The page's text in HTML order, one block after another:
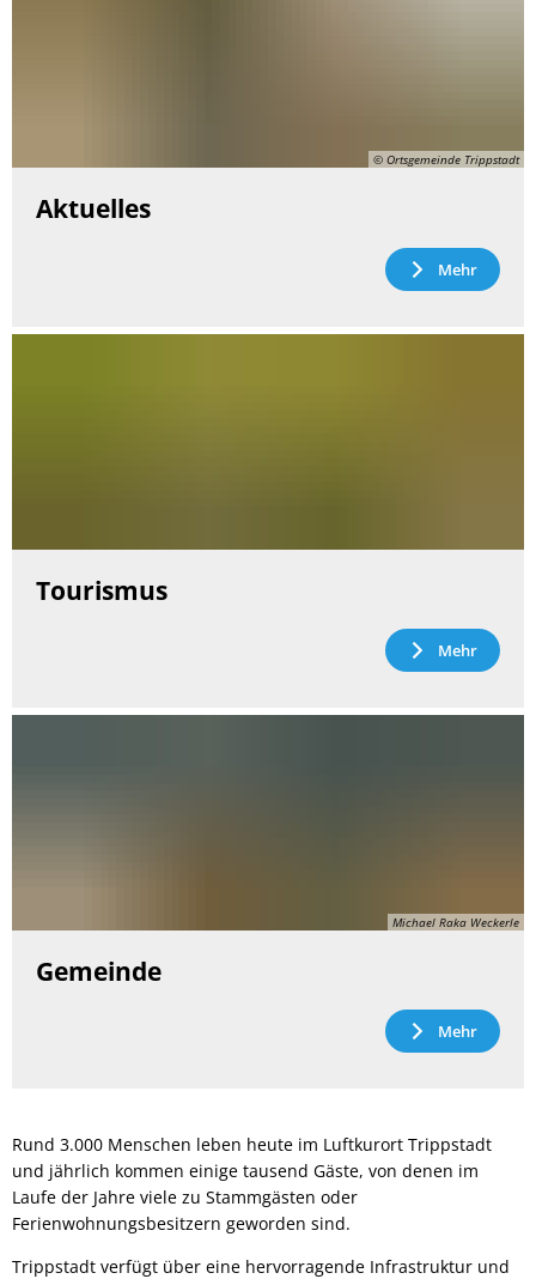
© Ortsgemeinde Trippstadt
Aktuelles
Mehr
Tourismus
Mehr
Michael Raka Weckerle
Gemeinde
Mehr
Rund 3.000 Menschen leben heute im Luftkurort Trippstadt
und jährlich kommen einige tausend Gäste, von denen im
Laufe der Jahre viele zu Stammgästen oder
Ferienwohnungsbesitzern geworden sind.
Trippstadt verfügt über eine hervorragende Infrastruktur und